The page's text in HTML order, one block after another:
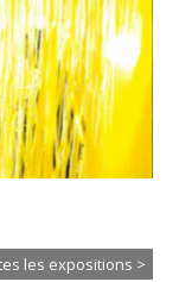
les expositions >